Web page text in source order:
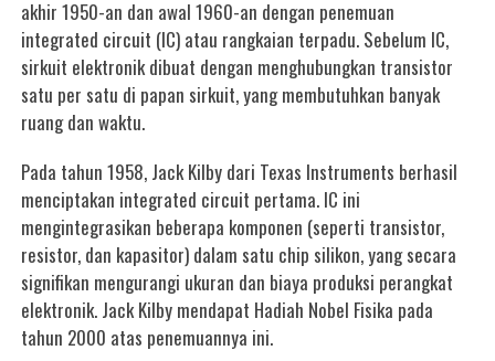
akhir 1950-an dan awal 1960-an dengan penemuan
integrated circuit (IC) atau rangkaian terpadu. Sebelum IC,
sirkuit elektronik dibuat dengan menghubungkan transistor
satu per satu di papan sirkuit, yang membutuhkan banyak
ruang dan waktu.
Pada tahun 1958, Jack Kilby dari Texas Instruments berhasil
menciptakan integrated circuit pertama. IC ini
mengintegrasikan beberapa komponen (seperti transistor,
resistor, dan kapasitor) dalam satu chip silikon, yang secara
signifikan mengurangi ukuran dan biaya produksi perangkat
elektronik. Jack Kilby mendapat Hadiah Nobel Fisika pada
tahun 2000 atas penemuannya ini.